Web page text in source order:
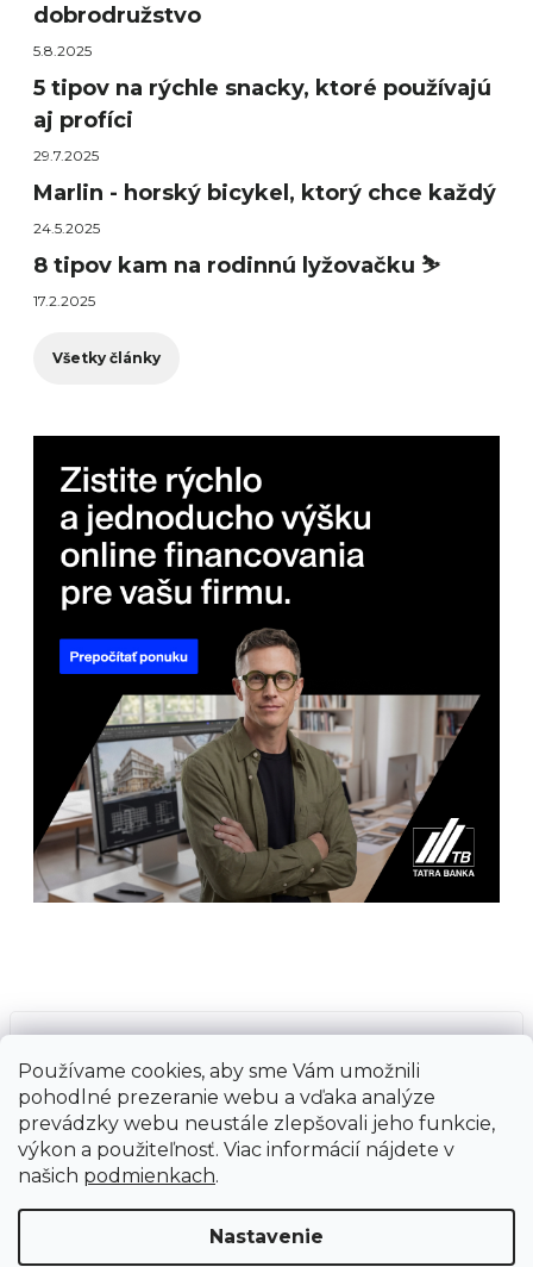
Používame cookies, aby sme Vám umožnili
pohodlné prezeranie webu a vďaka analýze
prevádzky webu neustále zlepšovali jeho funkcie,
výkon a použiteľnosť. Viac informácií nájdete v
našich podmienkach.
Nastavenie
dobrodružstvo
5.8.2025
5 tipov na rýchle snacky, ktoré používajú
aj profíci
29.7.2025
Marlin - horský bicykel, ktorý chce každý
24.5.2025
8 tipov kam na rodinnú lyžovačku ⛷️
17.2.2025
Všetky články
Ground Cycling Store
práva vyhradené.